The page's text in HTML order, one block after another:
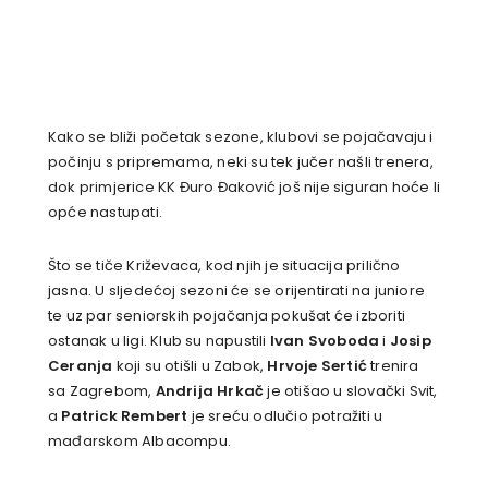
Kako se bliži početak sezone, klubovi se pojačavaju i
počinju s pripremama, neki su tek jučer našli trenera,
dok primjerice KK Đuro Đaković još nije siguran hoće li
opće nastupati.
Što se tiče Križevaca, kod njih je situacija prilično
jasna. U sljedećoj sezoni će se orijentirati na juniore
te uz par seniorskih pojačanja pokušat će izboriti
ostanak u ligi. Klub su napustili Ivan Svoboda i Josip
Ceranja koji su otišli u Zabok, Hrvoje Sertićtrenira
sa Zagrebom, Andrija Hrkačje otišao u slovački Svit,
a Patrick Rembert je sreću odlučio potražiti u
mađarskom Albacompu.